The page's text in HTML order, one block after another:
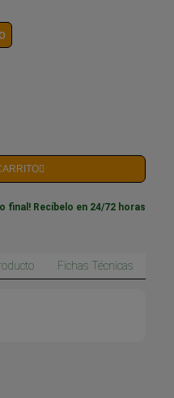
final! Recíbelo en 24/72 horas
Fichas Técnicas